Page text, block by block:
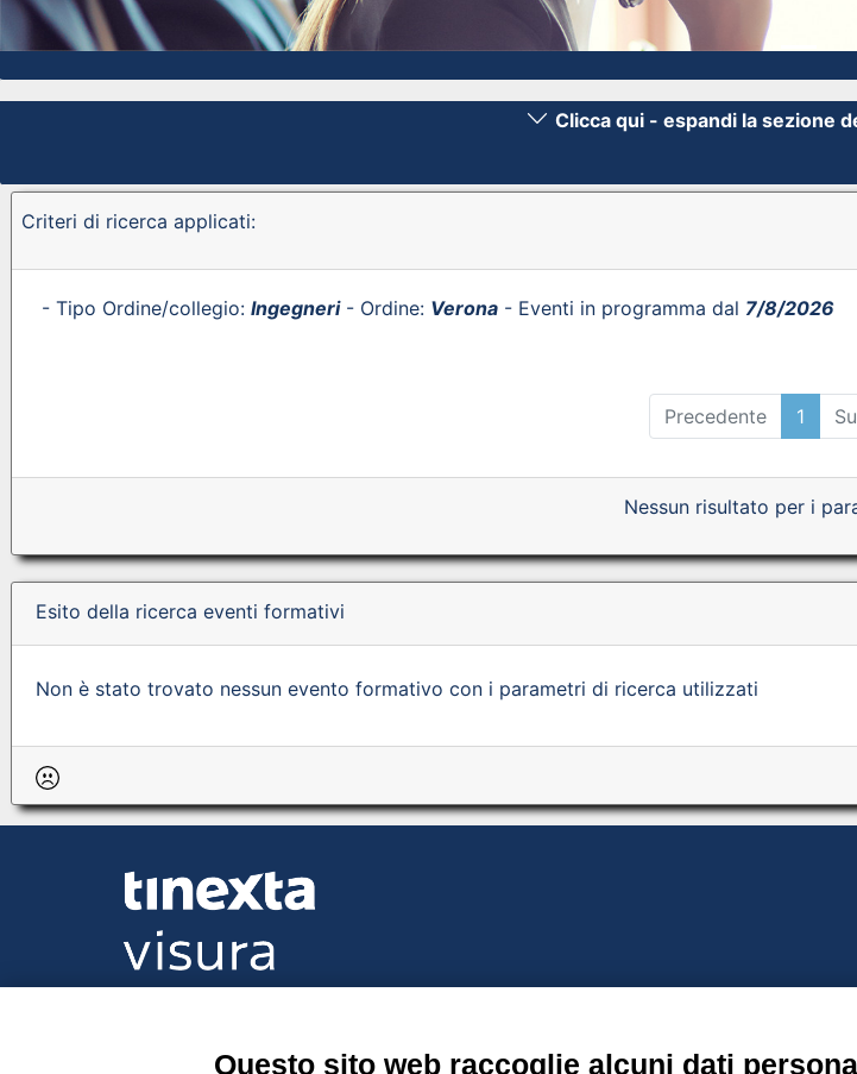
Clicca qui - espandi la sezione
Criteri di ricerca applicati:
- Tipo Ordine/collegio: Ingegneri- Ordine: Verona - Eventi in programma dal 7/8/2026
Precedente 1
Nessun risultato per i
Esito della ricerca eventi formativi
Non è stato trovato nessun evento formativo con i parametri di ricerca utilizzati
Questo sito web raccoglie alcuni dati